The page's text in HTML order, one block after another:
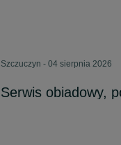
Szczuczyn - 04 sierpnia 2026
Serwis obiadowy,